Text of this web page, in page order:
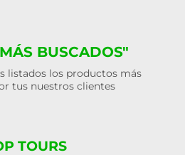
BUSCADOS"
listados los productos más
tus nuestros clientes
TOURS